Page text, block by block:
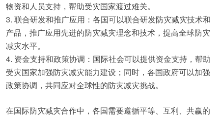
物资和人员支持，帮助受灾国家渡过难关。
3. 联合研发和推广应用：各国可以联合研发防灾减灾技术和
产品，推广应用先进的防灾减灾理念和技术，提高全球防灾
减灾水平。
4. 资金支持和政策协调：国际社会可以提供资金支持，帮助
受灾国家加强防灾减灾能力建设；同时，各国政府可以加强
政策协调，共同应对全球性的防灾减灾挑战。
在国际防灾减灾合作中，各国需要遵循平等、互利、共赢的